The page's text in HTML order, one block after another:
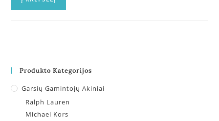
Produkto Kategorijos
Garsių Gamintojų Akiniai
Ralph Lauren
Michael Kors